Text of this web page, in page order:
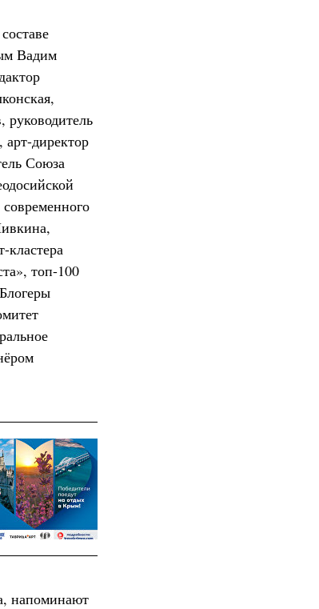
Вадим
директор
Союза
кластера
топ-100
напоминают